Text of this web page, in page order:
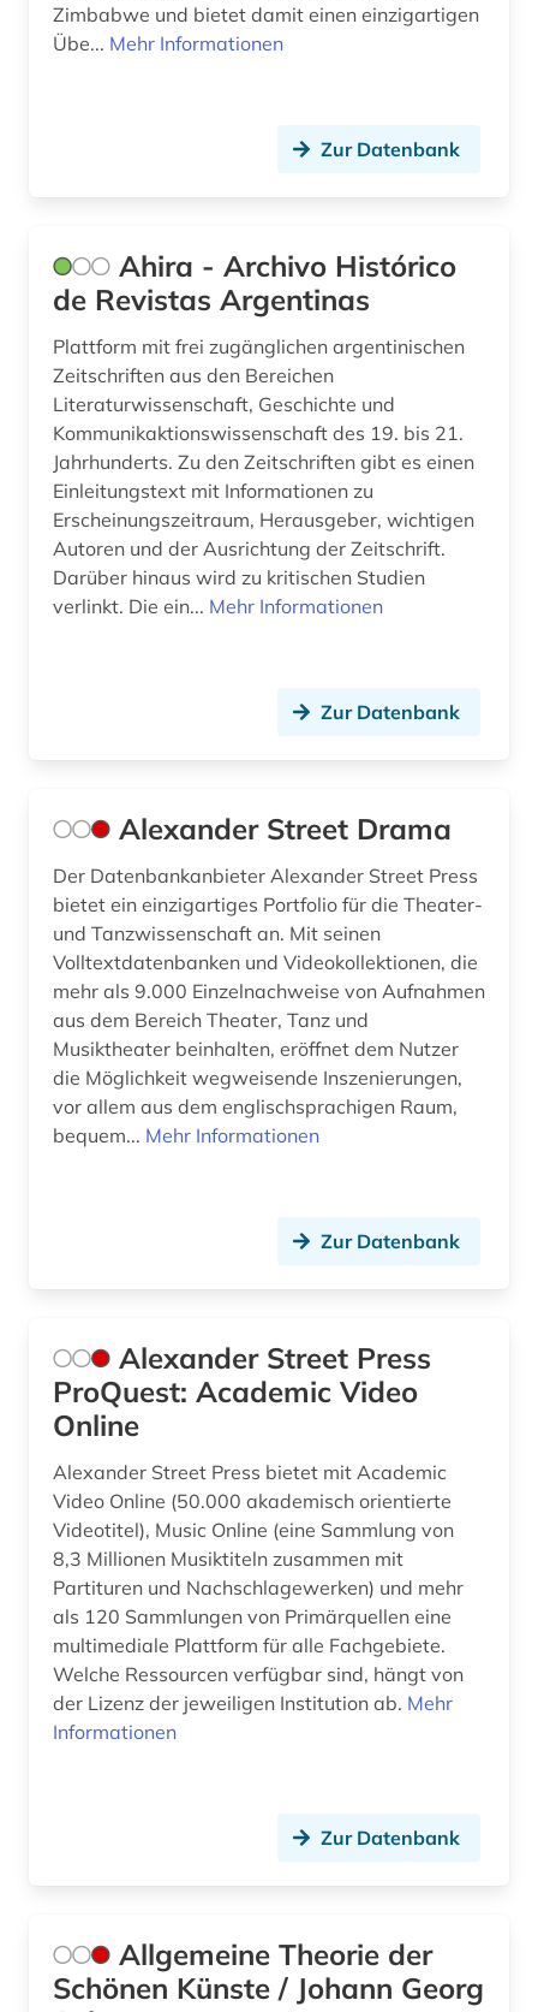
flucht (1)
forschung (2)
forschungsdaten (1)
forschungseinrichtung (1)
forstwissenschaft (1)
foto (1)
fotoarchiv (2)
fotograf (1)
fotografie (18)
fotografieren (2)
frauen- und geschlechterforschung (1)
frauenforschung (2)
frauengeschichte (1)
freie plattform (1)
freiwillige selbstkontrolle (1)
führer (3)
galloromanistik (2)
geistesgeschichte <1500 - 1800> (1)
geisteswissenschaften (37)
gender (2)
gender studies (1)
genderstudien (4)
generative ki (1)
geografie (2)
geschichte &lt;1475-1700&gt; (1)
Zimbabwe und bietet damit einen einzigartigen
Übe... Mehr Informationen
Zur Datenbank
Ahira - Archivo Histórico
de Revistas Argentinas
Plattform mit frei zugänglichen argentinischen
Zeitschriften aus den Bereichen
Literaturwissenschaft, Geschichte und
Kommunikaktionswissenschaft des 19. bis 21.
Jahrhunderts. Zu den Zeitschriften gibt es einen
Einleitungstext mit Informationen zu
Erscheinungszeitraum, Herausgeber, wichtigen
Autoren und der Ausrichtung der Zeitschrift.
Darüber hinaus wird zu kritischen Studien
verlinkt. Die ein... Mehr Informationen
Zur Datenbank
Alexander Street Drama
Der Datenbankanbieter Alexander Street Press
bietet ein einzigartiges Portfolio für die Theater-
und Tanzwissenschaft an. Mit seinen
Volltextdatenbanken und Videokollektionen, die
mehr als 9.000 Einzelnachweise von Aufnahmen
aus dem Bereich Theater, Tanz und
Musiktheater beinhalten, eröffnet dem Nutzer
die Möglichkeit wegweisende Inszenierungen,
vor allem aus dem englischsprachigen Raum,
bequem... Mehr Informationen
Zur Datenbank
Alexander Street Press
ProQuest: Academic Video
Online
Alexander Street Press bietet mit Academic
Video Online (50.000 akademisch orientierte
Videotitel), Music Online (eine Sammlung von
8,3 Millionen Musiktiteln zusammen mit
Partituren und Nachschlagewerken) und mehr
als 120 Sammlungen von Primärquellen eine
multimediale Plattform für alle Fachgebiete.
Welche Ressourcen verfügbar sind, hängt von
der Lizenz der jeweiligen Institution ab. Mehr
Informationen
Zur Datenbank
Allgemeine Theorie der
Schönen Künste / Johann Georg